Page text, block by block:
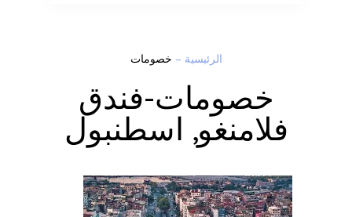
الرئيسية – خصومات
خصومات-فندق
فلامنغو, اسطنبول